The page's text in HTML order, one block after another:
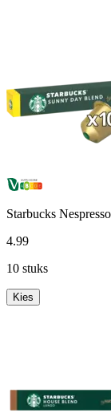
Starbucks
4.99
10 stuks
Kies